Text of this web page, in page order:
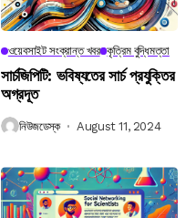
ওয়েবসাইট সংক্রান্ত খবর কৃত্রিম বুদ্ধিমত্তা
সার্চজিপিটি: ভবিষ্যতের সার্চ প্রযুক্তির
অগ্রদূত
নিউজডেস্ক August 11, 2024